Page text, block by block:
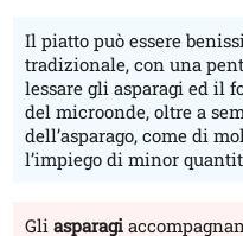
Il piatto può essere
tradizionale, con una
lessare gli asparagi ed il
del microonde, oltre a
dell’asparago, come di
l’impiego di minor
Gliasparagi